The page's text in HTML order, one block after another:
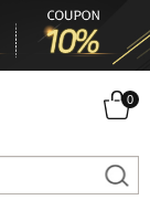
0